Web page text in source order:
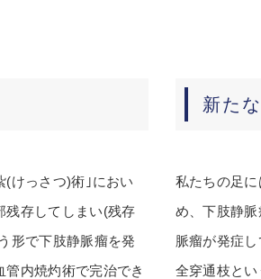
(けっさつ)術｣におい
残存してしまい(残存
形で下肢静脈瘤を発
内焼灼術で完治でき
新た
私たちの足
め、下肢静
脈瘤が発症
全穿通枝と